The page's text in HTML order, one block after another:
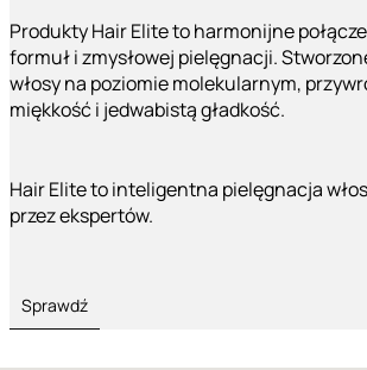
Produkty Hair Elite to harmonijne
formuł i zmysłowej pielęgnacji.
włosy na poziomie molekularnym,
miękkość i jedwabistą gładkość.
Hair Elite to inteligentna pielęgnacja
przez ekspertów.
Sprawdź